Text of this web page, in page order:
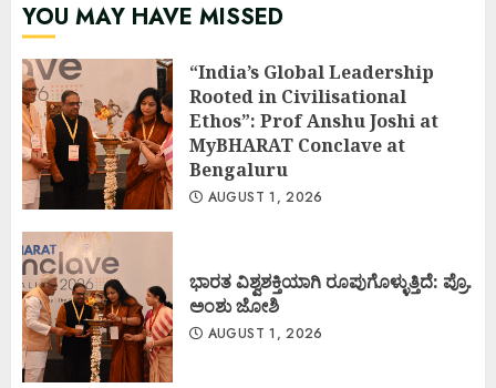
YOU MAY HAVE MISSED
“India’s Global Leadership
Rooted in Civilisational
Ethos”: Prof Anshu Joshi at
MyBHARAT Conclave at
Bengaluru
AUGUST 1, 2026
ಭಾರತ ವಿಶ್ವಶಕ್ತಿಯಾಗಿ ರೂಪುಗೊಳ್ಳುತ್ತಿದೆ: ಪ್ರೊ.
ಅಂಶು ಜೋಶಿ
AUGUST 1, 2026